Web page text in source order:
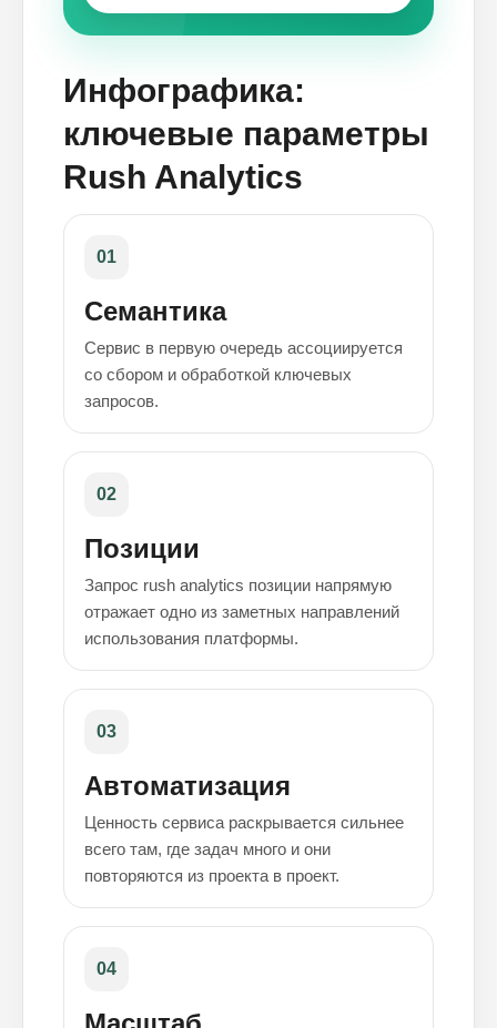
Инфографика:
ключевые параметры
Rush Analytics
01
Семантика
Сервис в первую очередь ассоциируется
со сбором и обработкой ключевых
запросов.
02
Позиции
Запрос rush analytics позиции напрямую
отражает одно из заметных направлений
использования платформы.
03
Автоматизация
Ценность сервиса раскрывается сильнее
всего там, где задач много и они
повторяются из проекта в проект.
04